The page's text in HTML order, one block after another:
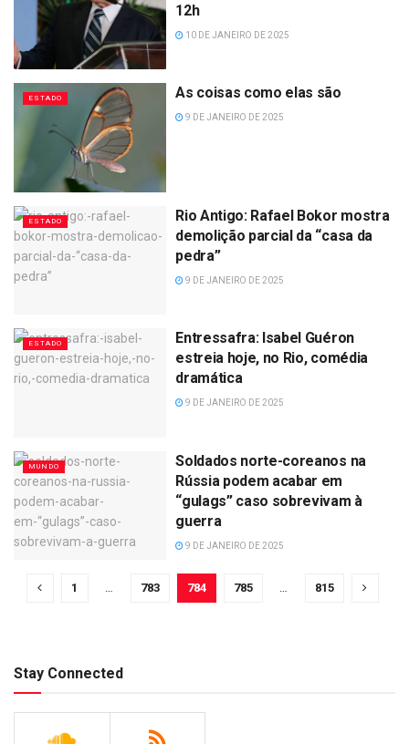
12h
10 DE JANEIRO DE 2025
ESTADO As coisas como elas são
9 DE JANEIRO DE 2025
ESTADO
Rio Antigo: Rafael Bokor mostra
demolição parcial da “casa da
pedra”
9 DE JANEIRO DE 2025
ESTADO
Entressafra: Isabel Guéron
estreia hoje, no Rio, comédia
dramática
9 DE JANEIRO DE 2025
MUNDO
Soldados norte-coreanos na
Rússia podem acabar em
“gulags” caso sobrevivam à
guerra
9 DE JANEIRO DE 2025
1 … 783 784 785 … 815
Stay Connected